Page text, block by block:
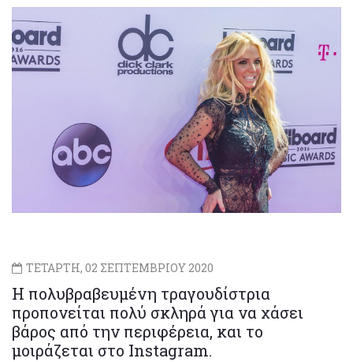
ΤΕΤΑΡΤΗ, 02 ΣΕΠΤΕΜΒΡΙΟΥ 2020
H πολυβραβευμένη τραγουδίστρια
προπονείται πολύ σκληρά για να χάσει
βάρος από την περιφέρεια, και το
μοιράζεται στο Instagram.